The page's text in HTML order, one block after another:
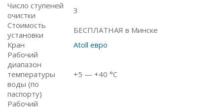
Число ступеней
очистки
3
Стоимость
установки
БЕСПЛАТНАЯ в Минске
Кран
Atoll евро
Рабочий
диапазон
температуры
воды (по
паспорту)
+5 — +40 °C
Рабочий